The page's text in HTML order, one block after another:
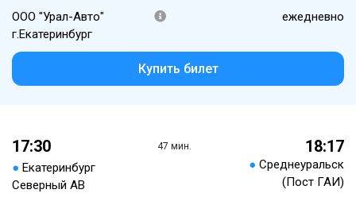
ООО "Урал-Авто"
г.Екатеринбург
ежедневно
Купить билет
17:30
● Екатеринбург
Северный АВ
47 мин. 18:17
● Среднеуральск
(Пост ГАИ)